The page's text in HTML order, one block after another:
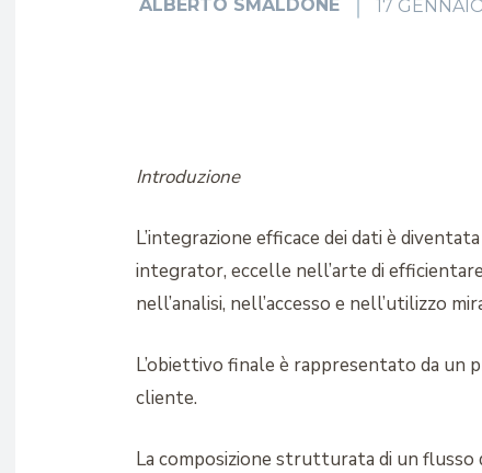
ALBERTO SMALDONE 17
Introduzione
L’integrazione efficace dei dati è
integrator, eccelle nell’arte di
nell’analisi, nell’accesso e nell’utilizzo
L’obiettivo finale è rappresentato da un
cliente.
La composizione strutturata di un flusso